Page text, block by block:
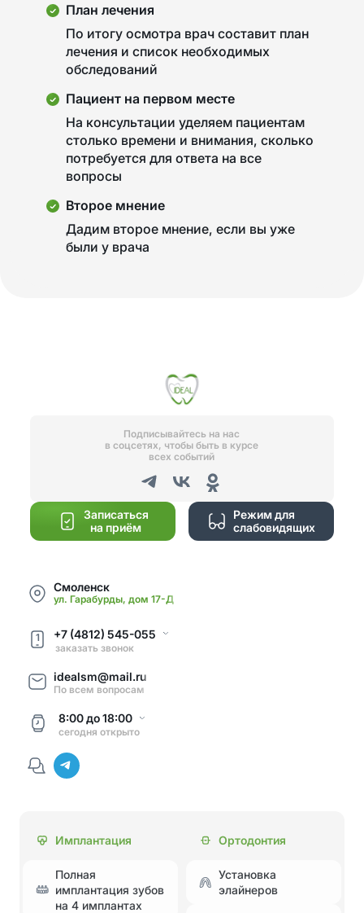
План лечения
По итогу осмотра врач составит план
лечения и список необходимых
обследований
Пациент на первом месте
На консультации уделяем пациентам
столько времени и внимания, сколько
потребуется для ответа на все
вопросы
Второе мнение
Дадим второе мнение, если вы уже
были у врача
Подписывайтесь на нас
в соцсетях, чтобы быть в курсе
всех событий
Режим для
слабовидящих
Записаться
на приём
Смоленск
ул. Гарабурды, дом 17-Д
1 +7 (4812) 545-055
заказать звонок
idealsm@mail.ru
По всем вопросам
8:00до18:00
сегодняоткрыто
Имплантация
Полная
имплантация зубов
на 4 имплантах
Ортодонтия
Установка
элайнеров